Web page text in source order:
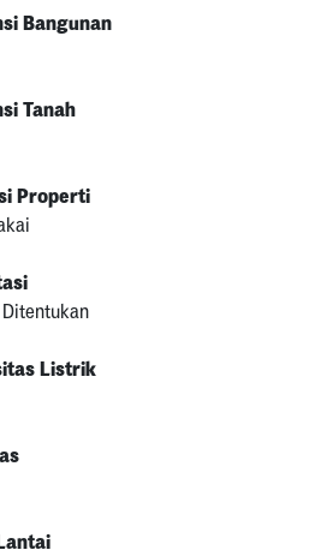
Bangunan
Tanah
Properti
Listrik